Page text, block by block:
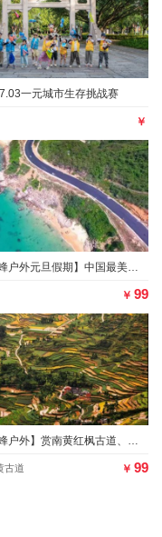
一元城市生存挑战赛
￥
【大黄蜂户外元旦假期】中国最美渔村一日游
￥ 99
【大黄蜂户外】赏南黄红枫古道、领略古人经商之路报名开始啦！
￥ 99
古道